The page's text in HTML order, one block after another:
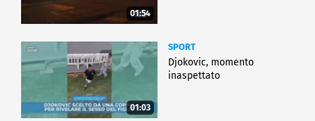
01:54
01:03
SPORT
Djokovic, momento
inaspettato